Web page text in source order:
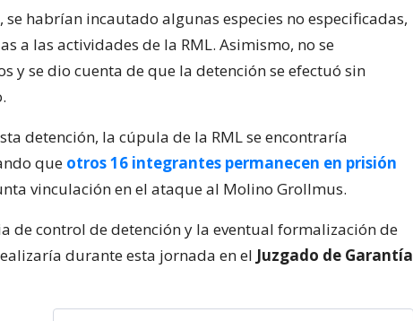
habrían incautado algunas especies no especificadas,
a las actividades de la RML. Asimismo, no se
y se dio cuenta de que la detención se efectuó sin
detención, la cúpula de la RML se encontraría
que otros 16 integrantes permanecen en prisión
vinculación en el ataque al Molino Grollmus.
de control de detención y la eventual formalización de
durante esta jornada en el Juzgado de Garantía